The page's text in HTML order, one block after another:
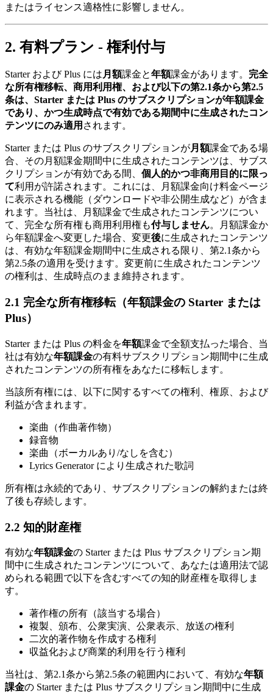
またはライセンス適格性に影響しません。
2. 有料プラン - 権利付与
Starter および Plus には月額課金と年額課金があります。 完全
な所有権移転、商用利用権、および以下の第2.1条から第2.5
条は、Starter または Plus のサブスクリプションが年額課金
であり、かつ生成時点で有効である期間中に生成されたコン
テンツにのみ適用 されます。
Starter または Plus のサブスクリプションが月額課金である場
合、その月額課金期間中に生成されたコンテンツは、サブス
クリプションが有効である間、 個人的かつ非商用目的に限っ
て利用が許諾されます。これには、月額課金向け料金ページ
に表示される機能（ダウンロードや非公開生成など）が含ま
れます。当社は、月額課金で生成されたコンテンツについ
て、完全な所有権も商用利用権も付与しません。月額課金か
ら年額課金へ変更した場合、変更後に生成されたコンテンツ
は、有効な年額課金期間中に生成される限り、第2.1条から
第2.5条の適用を受けます。変更前に生成されたコンテンツ
の権利は、生成時点のまま維持されます。
2.1 完全な所有権移転（年額課金の Starter または
Plus）
Starter または Plus の料金を年額課金で全額支払った場合、当
社は有効な年額課金の有料サブスクリプション期間中に生成
されたコンテンツの所有権をあなたに移転します。
当該所有権には、以下に関するすべての権利、権原、および
利益が含まれます。
楽曲（作曲著作物）
録音物
楽曲（ボーカルあり/なしを含む）
Lyrics Generator により生成された歌詞
所有権は永続的であり、サブスクリプションの解約または終
了後も存続します。
2.2 知的財産権
有効な年額課金の Starter または Plus サブスクリプション期
間中に生成されたコンテンツについて、あなたは適用法で認
められる範囲で以下を含むすべての知的財産権を取得しま
す。
著作権の所有（該当する場合）
複製、頒布、公衆実演、公衆表示、放送の権利
二次的著作物を作成する権利
収益化および商業的利用を行う権利
当社は、第2.1条から第2.5条の範囲内において、有効な年額
課金の Starter または Plus サブスクリプション期間中に生成